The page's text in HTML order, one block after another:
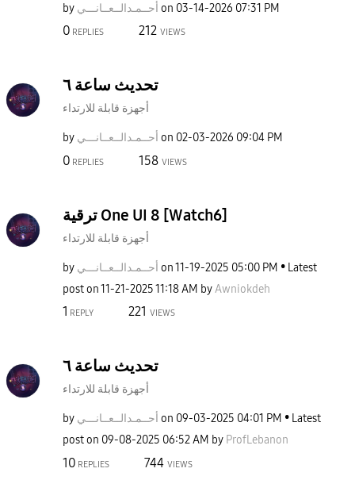
by أحــمـدالــعــانـــي on ‎03-14-2026 07:31 PM
0 REPLIES 212 VIEWS
تحديث ساعة ٦
أجهزة قابلة للارتداء
by أحــمـدالــعــانـــي on ‎02-03-2026 09:04 PM
0 REPLIES 158 VIEWS
ترقية One UI 8 [Watch6]
أجهزة قابلة للارتداء
by أحــمـدالــعــانـــي on‎11-19-2025 05:00 PM
Latest
post on‎11-21-202511:18 AM byAwniokdeh
1 REPLY 221 VIEWS
تحديث ساعة ٦
أجهزة قابلة للارتداء
by أحــمـدالــعــانـــي on ‎09-03-2025 04:01 PM
Latest
post on ‎09-08-2025 06:52 AM by ProfLebanon
10 REPLIES 744 VIEWS